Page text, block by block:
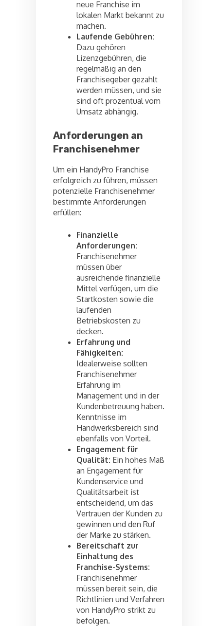
neue Franchise im
lokalen Markt bekannt zu
machen.
Laufende Gebühren:
Dazu gehören
Lizenzgebühren, die
regelmäßig an den
Franchisegeber gezahlt
werden müssen, und sie
sind oft prozentual vom
Umsatz abhängig.
Anforderungen an
Franchisenehmer
Um ein HandyPro Franchise
erfolgreich zu führen, müssen
potenzielle Franchisenehmer
bestimmte Anforderungen
erfüllen:
Finanzielle
Anforderungen:
Franchisenehmer
müssen über
ausreichende finanzielle
Mittel verfügen, um die
Startkosten sowie die
laufenden
Betriebskosten zu
decken.
Erfahrung und
Fähigkeiten:
Idealerweise sollten
Franchisenehmer
Erfahrung im
Management und in der
Kundenbetreuung haben.
Kenntnisse im
Handwerksbereich sind
ebenfalls von Vorteil.
Engagement für
Qualität: Ein hohes Maß
an Engagement für
Kundenservice und
Qualitätsarbeit ist
entscheidend, um das
Vertrauen der Kunden zu
gewinnen und den Ruf
der Marke zu stärken.
Bereitschaft zur
Einhaltung des
Franchise-Systems:
Franchisenehmer
müssen bereit sein, die
Richtlinien und Verfahren
von HandyPro strikt zu
befolgen.